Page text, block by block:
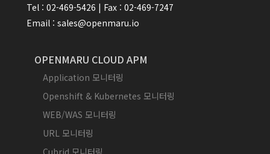
Tel : 02-469-5426 | Fax : 02-469-7247
Email : sales@openmaru.io
OPENMARU CLOUD APM
Application 모니터링
Openshift & Kubernetes 모니터링
WEB/WAS 모니터링
URL 모니터링
Cubrid 모니터링